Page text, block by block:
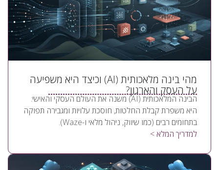
מהי בינה מלאכותית (AI) וכיצד היא משפיעה
על העסק והארגון?
הבינה המלאכותית (AI) משנה את העולם העסקי והאישי:
היא משפרת קבלת החלטות, חוסכת עלויות ומגבירה תפוקה
בתחומים רבים (כמו שיווק, ניהול מלאי ו-Waze).
למדריך המלא >